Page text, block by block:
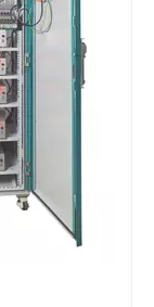
soldadura de